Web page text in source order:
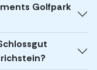
Golfpark